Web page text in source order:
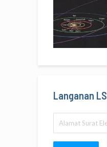
Langanan LS
Surat
Elektronik